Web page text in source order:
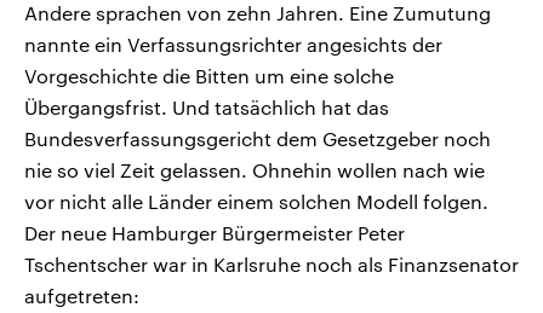
Andere sprachen von zehn Jahren. Eine Zumutung
nannte ein Verfassungsrichter angesichts der
Vorgeschichte die Bitten um eine solche
Übergangsfrist. Und tatsächlich hat das
Bundesverfassungsgericht dem Gesetzgeber noch
nie so viel Zeit gelassen. Ohnehin wollen nach wie
vor nicht alle Länder einem solchen Modell folgen.
Der neue Hamburger Bürgermeister Peter
Tschentscher war in Karlsruhe noch als Finanzsenator
aufgetreten: